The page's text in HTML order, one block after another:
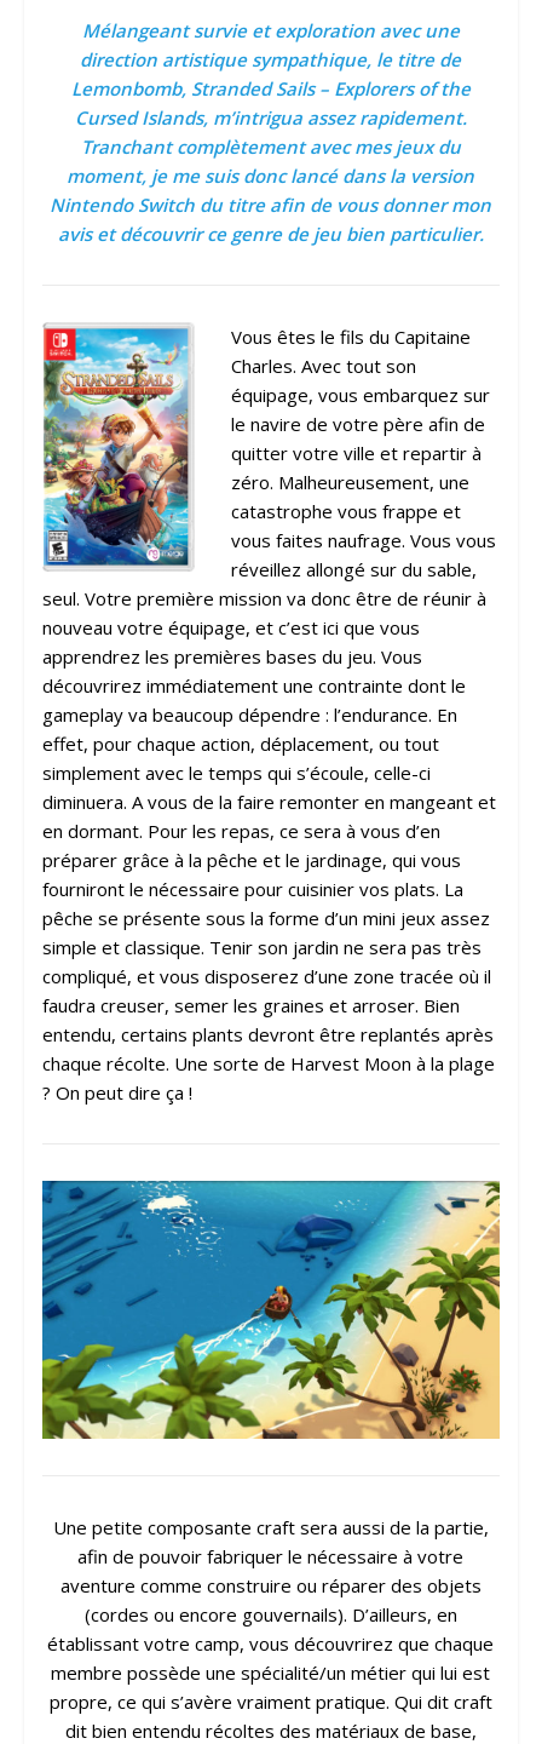
Mélangeant survie et exploration avec une
direction artistique sympathique, le titre de
Lemonbomb, Stranded Sails – Explorers of the
Cursed Islands, m’intrigua assez rapidement.
Tranchant complètement avec mes jeux du
moment, je me suis donc lancé dans la version
Nintendo Switch du titre afin de vous donner mon
avis et découvrir ce genre de jeu bien particulier.
Vous êtes le fils du Capitaine
Charles. Avec tout son
équipage, vous embarquez sur
le navire de votre père afin de
quitter votre ville et repartir à
zéro. Malheureusement, une
catastrophe vous frappe et
vous faites naufrage. Vous vous
réveillez allongé sur du sable,
seul. Votre première mission va donc être de réunir à
nouveau votre équipage, et c’est ici que vous
apprendrez les premières bases du jeu. Vous
découvrirez immédiatement une contrainte dont le
gameplay va beaucoup dépendre : l’endurance. En
effet, pour chaque action, déplacement, ou tout
simplement avec le temps qui s’écoule, celle-ci
diminuera. A vous de la faire remonter en mangeant et
en dormant. Pour les repas, ce sera à vous d’en
préparer grâce à la pêche et le jardinage, qui vous
fourniront le nécessaire pour cuisinier vos plats. La
pêche se présente sous la forme d’un mini jeux assez
simple et classique. Tenir son jardin ne sera pas très
compliqué, et vous disposerez d’une zone tracée où il
faudra creuser, semer les graines et arroser. Bien
entendu, certains plants devront être replantés après
chaque récolte. Une sorte de Harvest Moon à la plage
? On peut dire ça !
Une petite composante craft sera aussi de la partie,
afin de pouvoir fabriquer le nécessaire à votre
aventure comme construire ou réparer des objets
(cordes ou encore gouvernails). D’ailleurs, en
établissant votre camp, vous découvrirez que chaque
membre possède une spécialité/un métier qui lui est
propre, ce qui s’avère vraiment pratique. Qui dit craft
dit bien entendu récoltes des matériaux de base,